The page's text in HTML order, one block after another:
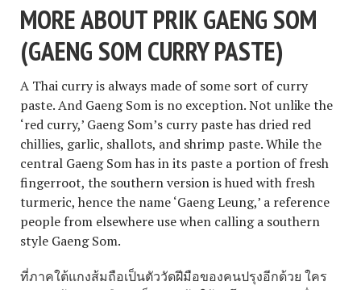
MORE ABOUT PRIK GAENG SOM
(GAENG SOM CURRY PASTE)
A Thai curry is always made of some sort of curry
paste. And Gaeng Som is no exception. Not unlike the
‘red curry,’ Gaeng Som’s curry paste has dried red
chillies, garlic, shallots, and shrimp paste. While the
central Gaeng Som has in its paste a portion of fresh
fingerroot, the southern version is hued with fresh
turmeric, hence the name ‘Gaeng Leung,’ a reference
people from elsewhere use when calling a southern
style Gaeng Som.
ที่ภาคใต้แกงส้มถือเป็นตัววัดฝีมือของคนปรุงอีกด้วย ใคร